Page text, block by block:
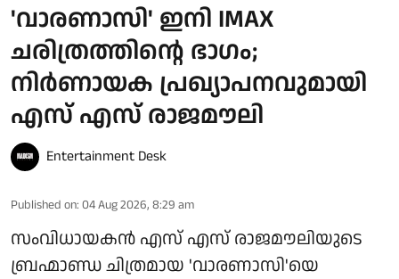
'വാരണാസി' ഇനി IMAX
ചരിത്രത്തിന്റെ ഭാഗം;
നിർണായക പ്രഖ്യാപനവുമായി
എസ് എസ് രാജമൗലി
Entertainment Desk
Published on: 04 Aug 2026, 8:29 am
സംവിധായകൻ എസ് എസ് രാജമൗലിയുടെ
ബ്രഹ്മാണ്ഡ ചിത്രമായ 'വാരണാസി'യെ